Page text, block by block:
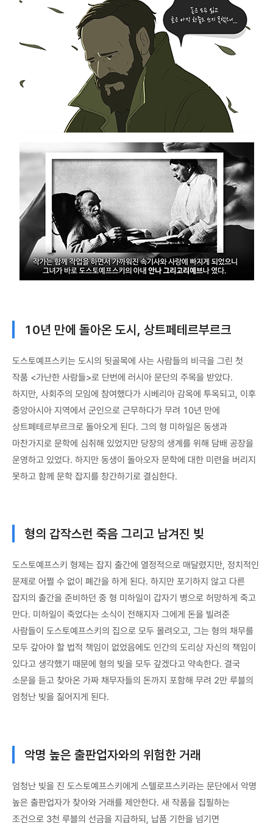
10년 만에 돌아온 도시, 상트페테르부르크
도스토예프스키는 도시의 뒷골목에 사는 사람들의 비극을 그린 첫
작품 <가난한 사람들>로 단번에 러시아 문단의 주목을 받았다.
하지만, 사회주의 모임에 참여했다가 시베리아 감옥에 투옥되고, 이후
중앙아시아 지역에서 군인으로 근무하다가 무려 10년 만에
상트페테르부르크로 돌아오게 된다. 그의 형 미하일은 동생과
마찬가지로 문학에 심취해 있었지만 당장의 생계를 위해 담배 공장을
운영하고 있었다. 하지만 동생이 돌아오자 문학에 대한 미련을 버리지
못하고 함께 문학 잡지를 창간하기로 결심한다.
형의 갑작스런 죽음 그리고 남겨진 빚
도스토예프스키 형제는 잡지 출간에 열정적으로 매달렸지만, 정치적인
문제로 어쩔 수 없이 폐간을 하게 된다. 하지만 포기하지 않고 다른
잡지의 출간을 준비하던 중 형 미하일이 갑자기 병으로 허망하게 죽고
만다. 미하일이 죽었다는 소식이 전해지자 그에게 돈을 빌려준
사람들이 도스토예프스키의 집으로 모두 몰려오고, 그는 형의 채무를
모두 갚아야 할 법적 책임이 없었음에도 인간의 도리상 자신의 책임이
있다고 생각했기 때문에 형의 빚을 모두 갚겠다고 약속한다. 결국
소문을 듣고 찾아온 가짜 채무자들의 돈까지 포함해 무려 2만 루블의
엄청난 빚을 짊어지게 된다.
악명 높은 출판업자와의 위험한 거래
엄청난 빚을 진 도스토예프스키에게 스텔로프스키라는 문단에서 악명
높은 출판업자가 찾아와 거래를 제안한다. 새 작품을 집필하는
조건으로 3천 루블의 선금을 지급하되, 납품 기한을 넘기면